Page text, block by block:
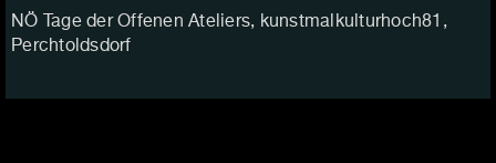
NÖ Tage der Offenen Ateliers, kunstmalkulturhoch81,
Perchtoldsdorf